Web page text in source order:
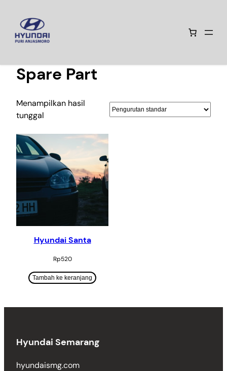
konten
Spare Part
Menampilkan hasil
tunggal
Hyundai Santa
Rp520
Tambah ke keranjang
Hyundai Semarang
hyundaismg.com